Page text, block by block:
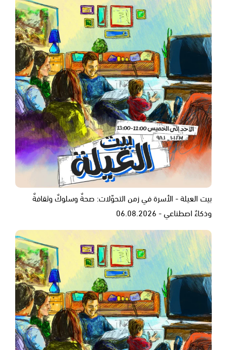
بيت العيلة - الأسرة في زمن التحوّلات: صحةٌ وسلوكٌ وثقافةٌ
وذكاءٌ اصطناعي - 06.08.2026